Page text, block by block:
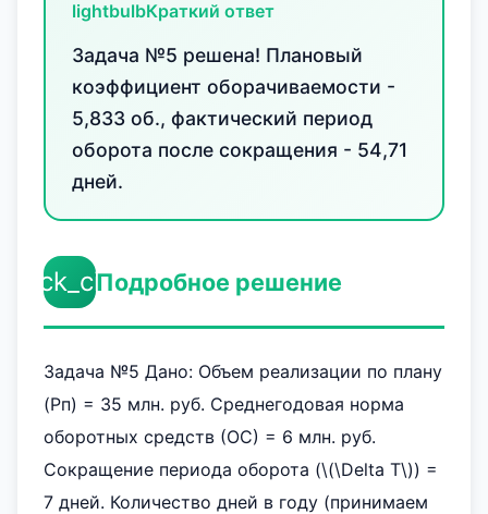
lightbulbКраткий ответ
Задача №5 решена! Плановый
коэффициент оборачиваемости -
5,833 об., фактический период
оборота после сокращения - 54,71
дней.
Подробное решение
Задача №5 Дано: Объем реализации по плану
(Рп) = 35 млн. руб. Среднегодовая норма
оборотных средств (ОС) = 6 млн. руб.
Сокращение периода оборота (\(\Delta T\)) =
7 дней. Количество дней в году (принимаем